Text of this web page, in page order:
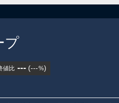
プ
値比 --- (---%)